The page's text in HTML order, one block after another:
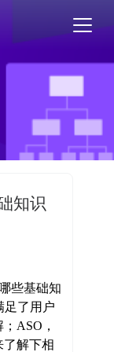
知识
些基础知
足了用户
ASO，
了解下相